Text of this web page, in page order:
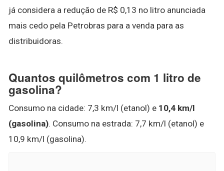
já considera a redução de R$ 0,13 no litro anunciada
mais cedo pela Petrobras para a venda para as
distribuidoras.
Quantos quilômetros com 1 litro de
gasolina?
Consumo na cidade: 7,3 km/l (etanol) e 10,4 km/l
(gasolina). Consumo na estrada: 7,7 km/l (etanol) e
10,9 km/l (gasolina).